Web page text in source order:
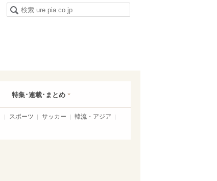
特集･連載･まとめ
スポーツ サッカー
韓流・アジア